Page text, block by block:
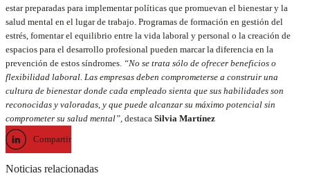
estar preparadas para implementar políticas que promuevan el bienestar y la
salud mental en el lugar de trabajo. Programas de formación en gestión del
estrés, fomentar el equilibrio entre la vida laboral y personal o la creación de
espacios para el desarrollo profesional pueden marcar la diferencia en la
prevención de estos síndromes. “No se trata sólo de ofrecer beneficios o
flexibilidad laboral. Las empresas deben comprometerse a construir una
cultura de bienestar donde cada empleado sienta que sus habilidades son
reconocidas y valoradas, y que puede alcanzar su máximo potencial sin
comprometer su salud mental”, destaca Silvia Martínez
Compartir
Noticias relacionadas